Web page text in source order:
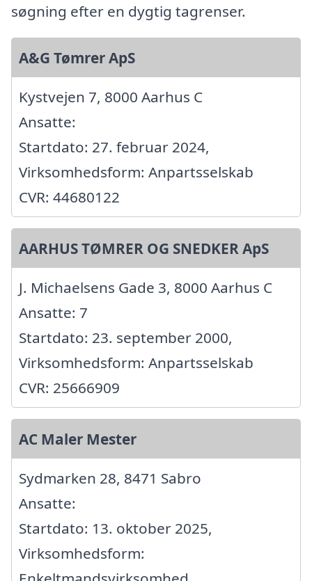
søgning efter en dygtig tagrenser.
A&G Tømrer ApS
Kystvejen 7, 8000 Aarhus C
Ansatte:
Startdato: 27. februar 2024,
Virksomhedsform: Anpartsselskab
CVR: 44680122
AARHUS TØMRER OG SNEDKER ApS
J. Michaelsens Gade 3, 8000 Aarhus C
Ansatte: 7
Startdato: 23. september 2000,
Virksomhedsform: Anpartsselskab
CVR: 25666909
AC Maler Mester
Sydmarken 28, 8471 Sabro
Ansatte:
Startdato: 13. oktober 2025,
Virksomhedsform: